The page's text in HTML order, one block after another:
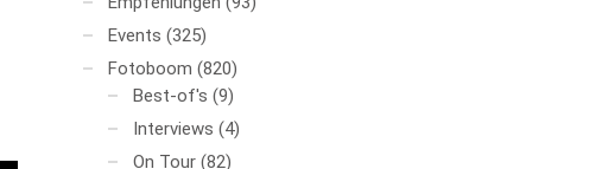
Events (325)
Fotoboom (820)
Best-of's (9)
Interviews (4)
On Tour (82)